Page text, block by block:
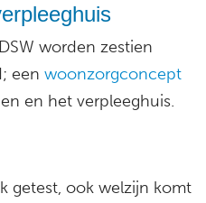
worden zestien
een woonzorgconcept
en het verpleeghuis.
getest, ook welzijn komt